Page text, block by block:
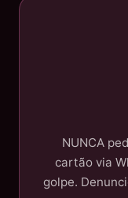
NUNCA
cartão via
golpe.